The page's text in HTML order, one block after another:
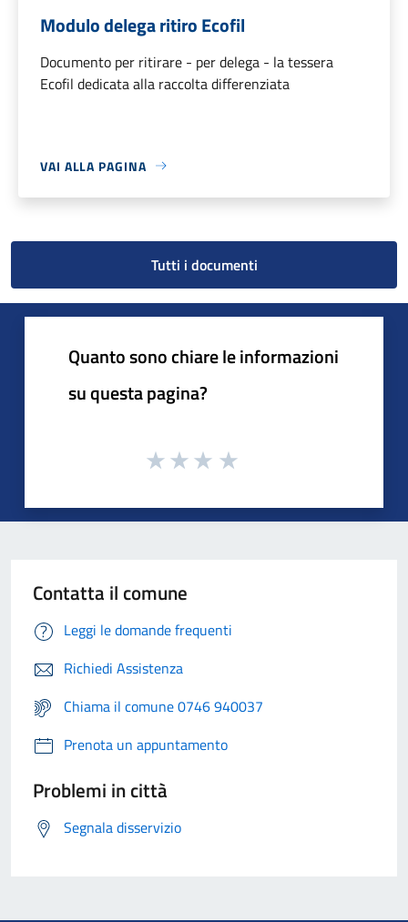
Modulo delega ritiro Ecofil
Documento per ritirare - per delega - la tessera
Ecofil dedicata alla raccolta differenziata
VAI ALLA PAGINA
Tutti i documenti
Quanto sono chiare le informazioni
su questa pagina?
Contatta il comune
Leggi le domande frequenti
Richiedi Assistenza
Chiama il comune 0746 940037
Prenota un appuntamento
Problemi in città
Segnala disservizio